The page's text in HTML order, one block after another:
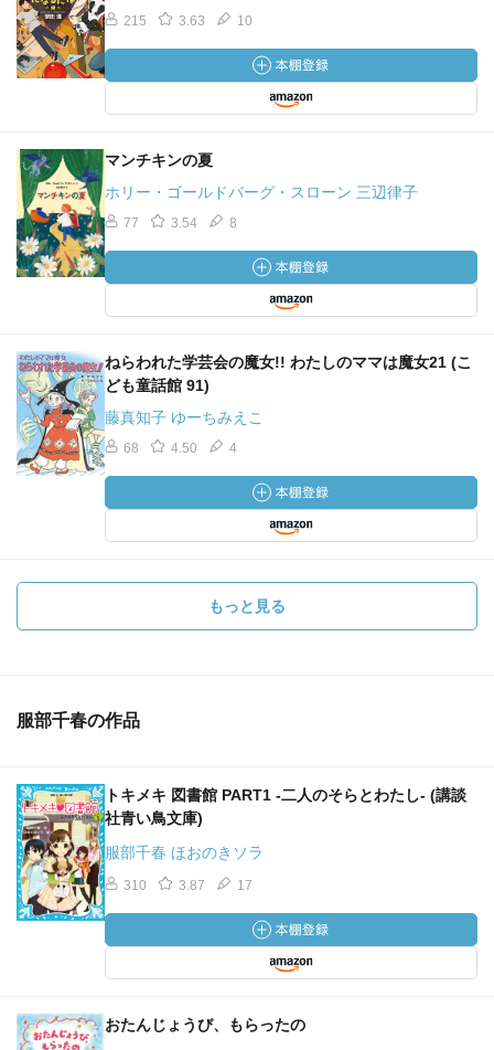
215 3.63 10
マンチキンの夏
ホリー・ゴールドバーグ・スローン 三辺律子
77 3.54 8
ねらわれた学芸会の魔女!! わたしのママは魔女21 (こ
ども童話館 91)
藤真知子 ゆーちみえこ
68 4.50 4
もっと見る
服部千春の作品
トキメキ 図書館 PART1 -二人のそらとわたし- (講談
社青い鳥文庫)
服部千春 ほおのきソラ
310 3.87 17
おたんじょうび、もらったの